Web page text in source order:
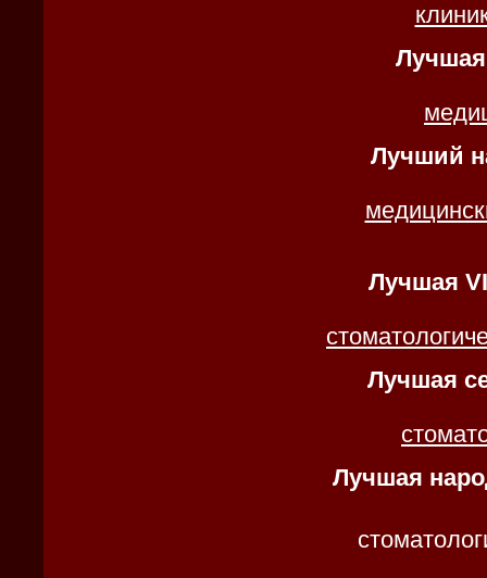
Лучший
Лучшая
Лучшая
Лучшая